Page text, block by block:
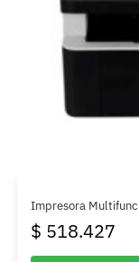
Impresora
$ 518.427